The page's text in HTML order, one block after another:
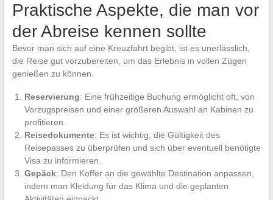
Praktische Aspekte, die man vor
der Abreise kennen sollte
Bevor man sich auf eine Kreuzfahrt begibt, ist es unerlässlich,
die Reise gut vorzubereiten, um das Erlebnis in vollen Zügen
genießen zu können.
Reservierung: Eine frühzeitige Buchung ermöglicht oft, von
Vorzugspreisen und einer größeren Auswahl an Kabinen zu
profitieren.
Reisedokumente: Es ist wichtig, die Gültigkeit des
Reisepasses zu überprüfen und sich über eventuell benötigte
Visa zu informieren.
Gepäck: Den Koffer an die gewählte Destination anpassen,
indem man Kleidung für das Klima und die geplanten